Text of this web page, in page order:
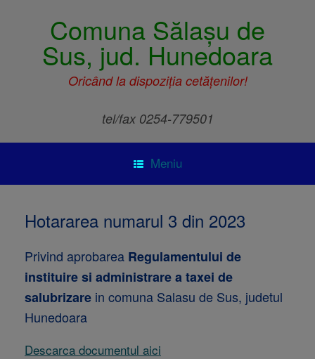
Comuna Sălașu de
Sus, jud. Hunedoara
Oricând la dispoziția cetățenilor!
tel/fax 0254-779501
Meniu
Hotararea numarul 3 din 2023
Privind aprobarea Regulamentului de
instituire si administrare a taxei de
salubrizare in comuna Salasu de Sus, judetul
Hunedoara
Descarca documentul aici